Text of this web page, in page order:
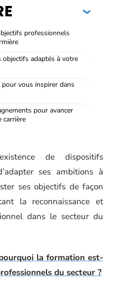
professionnels
adaptés à votre
vous inspirer dans
pour avancer
carrière
de dispositifs
ses ambitions à
ses objectifs de façon
la reconnaissance et
dans le secteur du
la formation est-
du secteur ?